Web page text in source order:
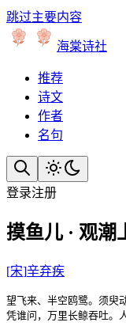
跳过主要内容
海棠诗社
推荐
诗文
作者
名句
登录注册
摸鱼儿 · 观潮
[宋]辛弃疾
望飞来、半空鸥鹭。须臾
凭谁问，万里长鲸吞吐。